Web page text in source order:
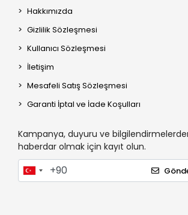
Hakkımızda
Gizlilik Sözleşmesi
Kullanıcı Sözleşmesi
İletişim
Mesafeli Satış Sözleşmesi
Garanti İptal ve İade Koşulları
Kampanya, duyuru ve
haberdar olmak için kayıt olun.